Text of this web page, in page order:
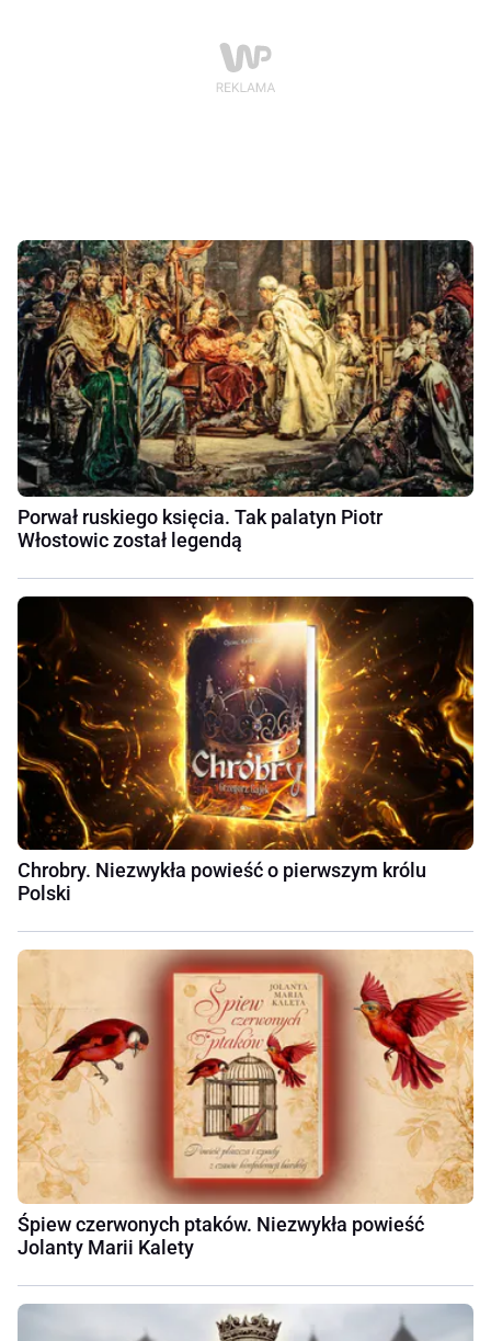
Porwał ruskiego księcia. Tak palatyn Piotr
Włostowic został legendą
Chrobry. Niezwykła powieść o pierwszym królu
Polski
Śpiew czerwonych ptaków. Niezwykła powieść
Jolanty Marii Kalety